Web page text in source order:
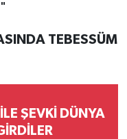
TEBESSÜM
ŞEVKİ DÜNYA